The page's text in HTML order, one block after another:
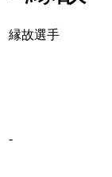
縁故選手
-